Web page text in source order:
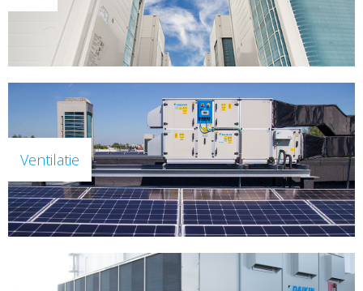
Ventilatie